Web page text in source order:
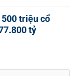
500 triệu cổ
tỷ